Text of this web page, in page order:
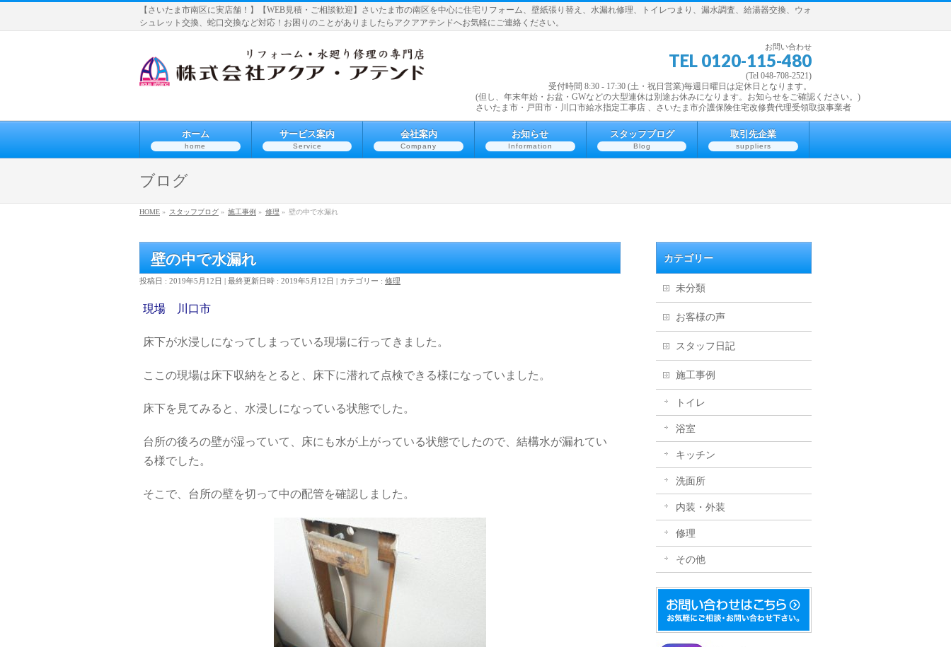
【さいたま市南区に実店舗！】【WEB見積・ご相談歓迎】さいたま市の南区を中心に住宅リフォーム、壁紙張り替え、水漏れ修理、トイレつまり、漏水調査、給湯器交換、ウォ
シュレット交換、蛇口交換など対応！お困りのことがありましたらアクアアテンドへお気軽にご連絡ください。
お問い合わせ
TEL 0120-115-480
(Tel 048-708-2521)
受付時間 8:30 - 17:30 (土・祝日営業)毎週日曜日は定休日となります。
(但し、年末年始・お盆・GWなどの大型連休は別途お休みになります。お知らせをご確認ください。)
さいたま市・戸田市・川口市給水指定工事店 、さいたま市介護保険住宅改修費代理受領取扱事業者
ホーム
home
サービス案内
Service
会社案内
Company
お知らせ
Information
スタッフブログ
Blog
取引先企業
suppliers
ブログ
HOME » スタッフブログ » 施工事例 » 修理 » 壁の中で水漏れ
壁の中で水漏れ
投稿日 : 2019年5月12日 最終更新日時 : 2019年5月12日 カテゴリー : 修理
現場 川口市
床下が水浸しになってしまっている現場に行ってきました。
ここの現場は床下収納をとると、床下に潜れて点検できる様になっていました。
床下を見てみると、水浸しになっている状態でした。
台所の後ろの壁が湿っていて、床にも水が上がっている状態でしたので、結構水が漏れてい
る様でした。
そこで、台所の壁を切って中の配管を確認しました。
カテゴリー
未分類
お客様の声
スタッフ日記
施工事例
トイレ
浴室
キッチン
洗面所
内装・外装
修理
その他